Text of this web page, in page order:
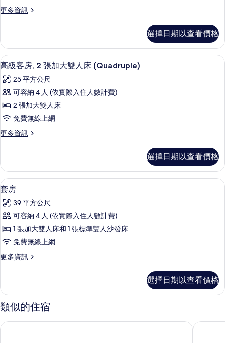
所
片
的
1
加
大
雙
人
床,
河
景
(Tourelles)
有
相
片
更多資訊
更
客
房,
1
加
大
人
床,
景
情
選擇日期以查看價格
顯
示
高
級
客
2
加
大
雙
人
床
(Quadruple)
的
所
片
高級客房, 2 張加大雙人床
5
高級客房, 2 張加大雙人床 (Quadruple)
25 平方公尺
可容納 4 人 (依實際入住人數計費)
2 張加大雙人床
免費無線上網
更多資訊
更
客
房,
2
加
大
人
床
的
選擇日期以查看價格
顯
示
套
房
的
有
片
套房 | 舒適加層、客房內保險箱、書
4
套房
39 平方公尺
可容納 4 人 (依實際入住人數計費)
1 張加大雙人床和 1 張標準雙人沙發床
免費無線上網
更多資訊
更
的
詳
情
選擇日期以查看價格
類似的住宿
卡斯特德拉米飯店汽車旅館 小貝格